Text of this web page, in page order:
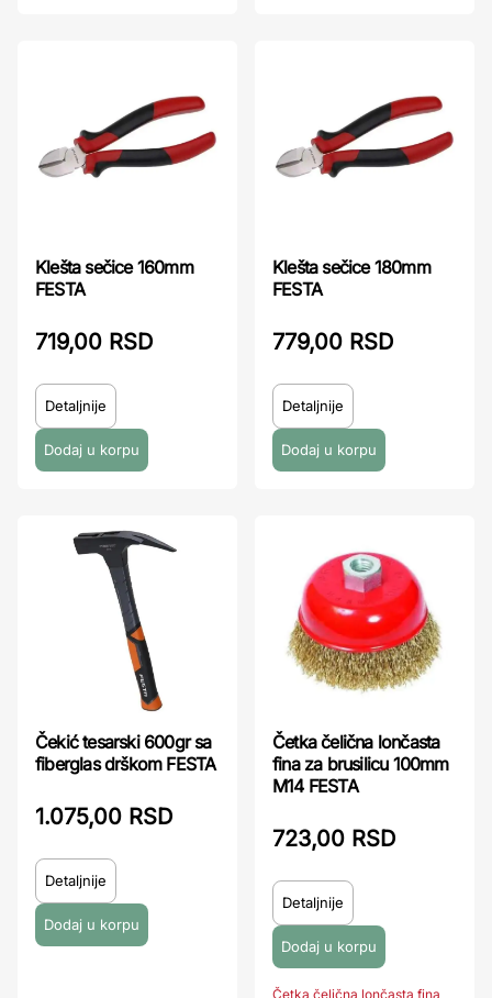
Klešta sečice 160mm
FESTA
719,00 RSD
Detaljnije
Klešta sečice 180mm
FESTA
779,00 RSD
Detaljnije
Čekić tesarski 600gr sa
fiberglas drškom FESTA
1.075,00 RSD
Detaljnije
Četka čelična lončasta
fina za brusilicu 100mm
M14 FESTA
723,00 RSD
Detaljnije
Četka čelična lončasta fina